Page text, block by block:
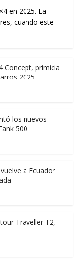
en 2025. La
cuando este
Concept, primicia
2025
los nuevos
500
a Ecuador
Traveller T2,